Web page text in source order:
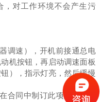
，对工作环境不会产生污
调速），开机前接通总电
机按钮，再启动调速面板
），指示灯亮，然后缓慢
合同中制订此项内容，我